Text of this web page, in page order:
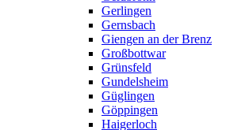
Gerlingen
Gernsbach
Giengen an der Brenz
Großbottwar
Grünsfeld
Gundelsheim
Güglingen
Göppingen
Haigerloch